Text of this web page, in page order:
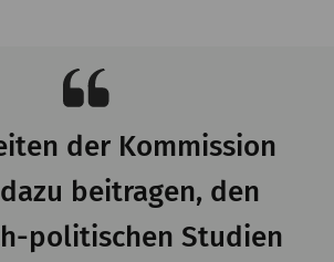
der Kommission
beitragen, den
politischen Studien